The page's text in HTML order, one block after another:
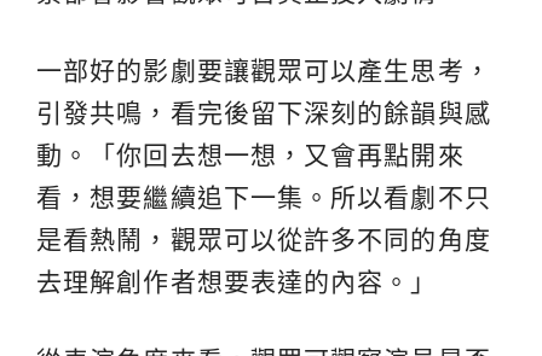
一部好的影劇要讓觀眾可以產生思考，
引發共鳴，看完後留下深刻的餘韻與感
動。「你回去想一想，又會再點開來
看，想要繼續追下一集。所以看劇不只
是看熱鬧，觀眾可以從許多不同的角度
去理解創作者想要表達的內容。」